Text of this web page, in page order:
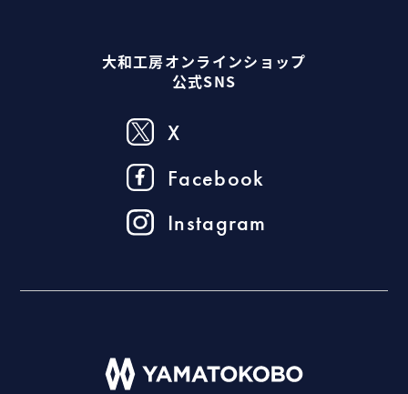
大和工房オンラインショップ
公式SNS
X
Facebook
Instagram